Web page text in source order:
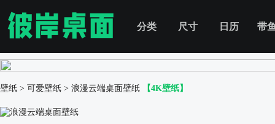
分类 尺寸 日历 带
壁纸 > 可爱壁纸 > 浪漫云端桌面壁纸 【4K壁纸】